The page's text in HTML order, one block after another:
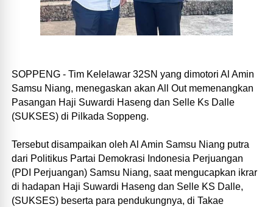
SOPPENG - Tim Kelelawar 32SN yang dimotori Al Amin
Samsu Niang, menegaskan akan All Out memenangkan
Pasangan Haji Suwardi Haseng dan Selle Ks Dalle
(SUKSES) di Pilkada Soppeng.
Tersebut disampaikan oleh Al Amin Samsu Niang putra
dari Politikus Partai Demokrasi Indonesia Perjuangan
(PDI Perjuangan) Samsu Niang, saat mengucapkan ikrar
di hadapan Haji Suwardi Haseng dan Selle KS Dalle,
(SUKSES) beserta para pendukungnya, di Takae